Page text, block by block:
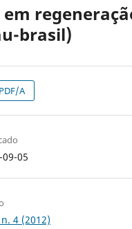
brasil)
PDF/A
05
4 (2012)